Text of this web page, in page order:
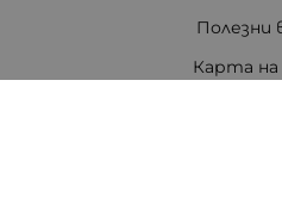
Полезни
Карта